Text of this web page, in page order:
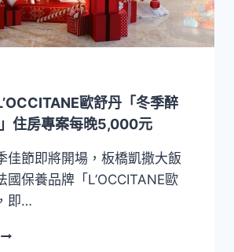
歐舒丹「冬季醉
住房專案每晚5,000元
佳節即將開場，板橋凱撒大飯
國保養品牌「L’OCCITANE歐
即…